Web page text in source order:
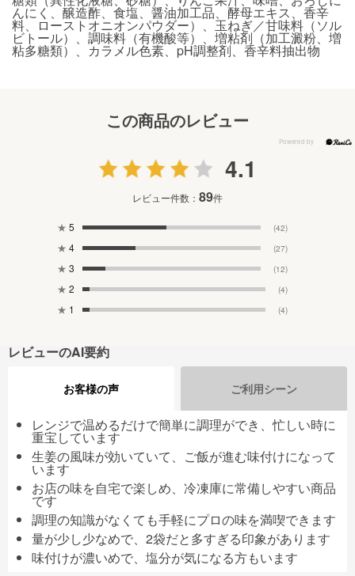
んにく、醸造酢、食塩、醤油加工品、酵母エキス、香辛
料、ローストオニオンパウダー）、玉ねぎ／甘味料（ソル
ビトール）、調味料（有機酸等）、増粘剤（加工澱粉、増
粘多糖類）、カラメル色素、pH調整剤、香辛料抽出物
この商品のレビュー
4.1
レビュー件数： 89件
★ 5 (42)
★ 4 (27)
★ 3 (12)
★ 2 (4)
★ 1 (4)
レビューのAI要約
お客様の声 ご利用シーン
レンジで温めるだけで簡単に調理ができ、忙しい時に
重宝しています
生姜の風味が効いていて、ご飯が進む味付けになって
います
お店の味を自宅で楽しめ、冷凍庫に常備しやすい商品
です
調理の知識がなくても手軽にプロの味を満喫できます
量が少し少なめで、2袋だと多すぎる印象があります
味付けが濃いめで、塩分が気になる方もいます